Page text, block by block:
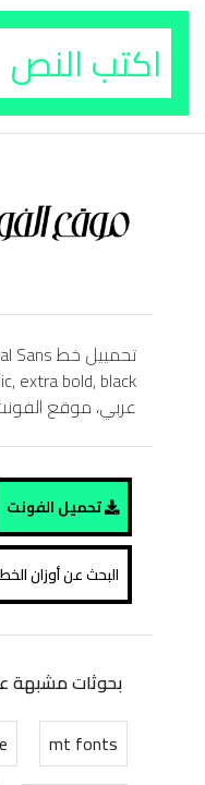
عربي، موقع
تحميل الفونت
البحث عن أوزان الخط MT Royal Sans family
بحوثات مشبهة
mt fonts